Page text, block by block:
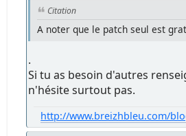
Citation
A noter que le patch seul est
.
Si tu as besoin d'autres
n'hésite surtout pas.
http://www.breizhbleu.com/